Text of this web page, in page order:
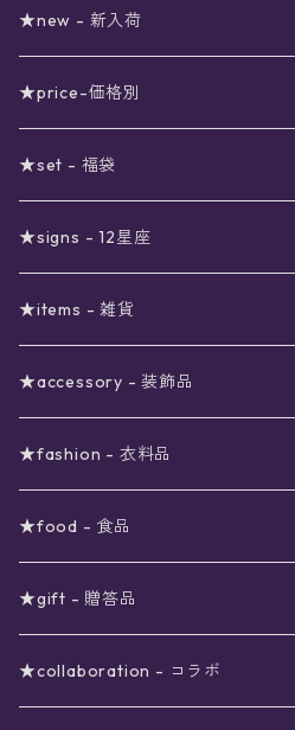
★new - 新入荷
★price-価格別
セール
真夜中のSALE
予約限定SALE
〜1000円
〜2000円
〜3000円
〜4000円
〜5000円
〜6000円
〜7000円
★set - 福袋
12星座福袋
星の市福袋
★signs - 12星座
12星座ギフトセット
★items - 雑貨
ステーショナリー
ギフトボックス
ノート
メイクアップ
ネイルカラー
アロマスプレー
ポーチ
夜空の星月
扇子(うちわ)
インテリア
★accessory - 装飾品
ピアス
星
月
イヤリング
星
月
ネックレス
星
チョーカー
★fashion - 衣料品
ワンピース
スター
フラワー
トップス
ブラウス
ボトムス
★food - 食品
珈琲
紅茶
★gift - 贈答品
ラッピング用オプション
★collaboration - コラボ